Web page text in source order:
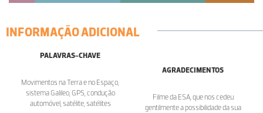
INFORMAÇÃO ADICIONAL
PALAVRAS-CHAVE
Movimentos na Terra e no Espaço,
sistema Galileo, GPS, condução
automóvel, satélite, satélites
AGRADECIMENTOS
Filme da ESA, que nos cedeu
gentilmente a possibilidade da sua